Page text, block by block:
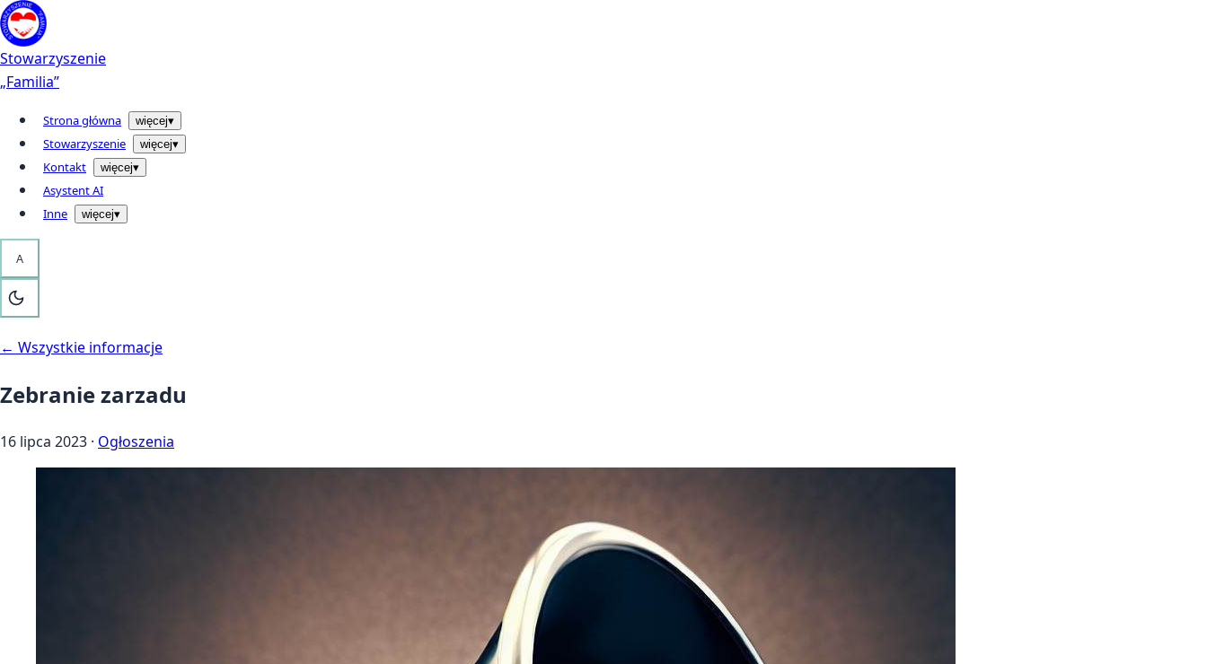
Przejdź do treści
Kontakt
Stowarzyszenie
„Familia”
Strona główna więcej▾
Stowarzyszenie więcej▾
Kontakt więcej▾
Asystent AI
Inne
więcej▾
A
← Wszystkie informacje
Zebranie zarzadu
16 lipca 2023 · Ogłoszenia